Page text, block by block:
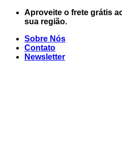
Skip
Aproveite o frete grátis
sua região.
Sobre Nós
Contato
Newsletter